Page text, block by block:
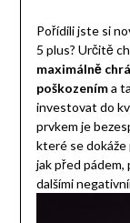
Pořídili jste si
5 plus? Určitě
maximálně
poškozeníma
investovat do
prvkem je
které se dokáže
jak před pádem,
dalšími